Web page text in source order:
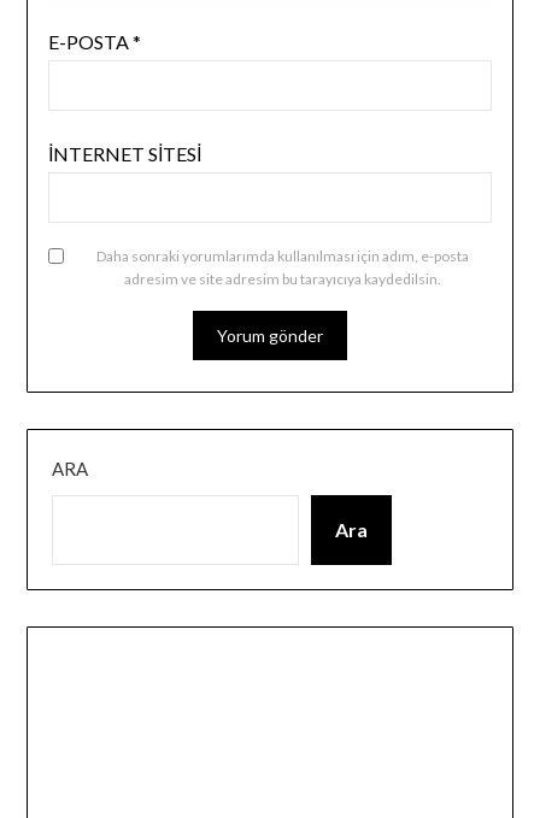
E-POSTA*
İNTERNET SITESI
Daha sonraki yorumlarımda kullanılması için adım, e-posta
adresim ve site adresim bu tarayıcıya kaydedilsin.
ARA
Ara